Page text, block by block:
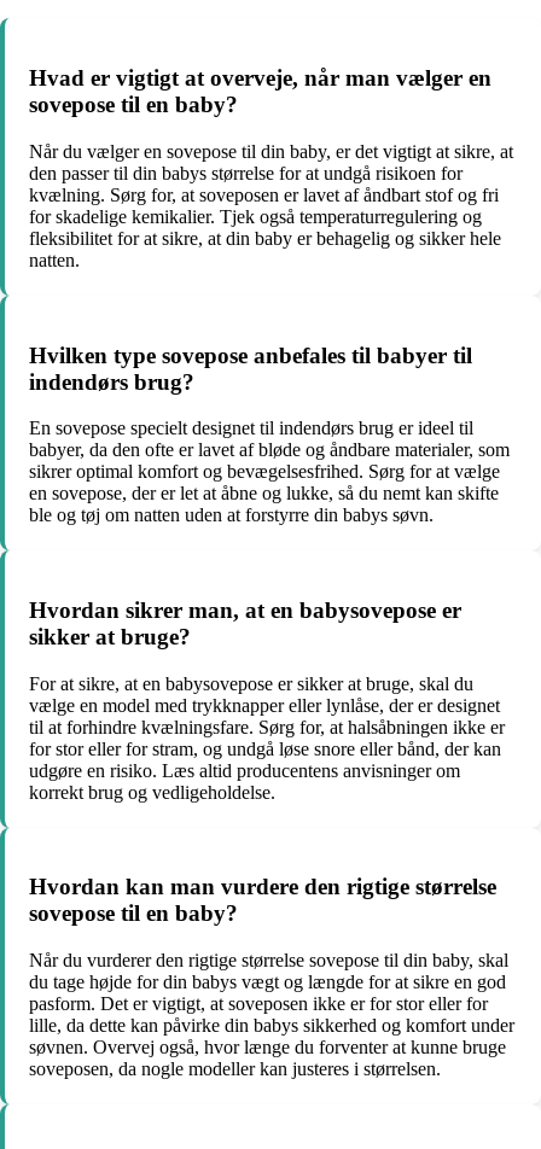
Hvad er vigtigt at overveje, når man vælger en
sovepose til en baby?
Når du vælger en sovepose til din baby, er det vigtigt at sikre, at
den passer til din babys størrelse for at undgå risikoen for
kvælning. Sørg for, at soveposen er lavet af åndbart stof og fri
for skadelige kemikalier. Tjek også temperaturregulering og
fleksibilitet for at sikre, at din baby er behagelig og sikker hele
natten.
Hvilken type sovepose anbefales til babyer til
indendørs brug?
En sovepose specielt designet til indendørs brug er ideel til
babyer, da den ofte er lavet af bløde og åndbare materialer, som
sikrer optimal komfort og bevægelsesfrihed. Sørg for at vælge
en sovepose, der er let at åbne og lukke, så du nemt kan skifte
ble og tøj om natten uden at forstyrre din babys søvn.
Hvordan sikrer man, at en babysovepose er
sikker at bruge?
For at sikre, at en babysovepose er sikker at bruge, skal du
vælge en model med trykknapper eller lynlåse, der er designet
til at forhindre kvælningsfare. Sørg for, at halsåbningen ikke er
for stor eller for stram, og undgå løse snore eller bånd, der kan
udgøre en risiko. Læs altid producentens anvisninger om
korrekt brug og vedligeholdelse.
Hvordan kan man vurdere den rigtige størrelse
sovepose til en baby?
Når du vurderer den rigtige størrelse sovepose til din baby, skal
du tage højde for din babys vægt og længde for at sikre en god
pasform. Det er vigtigt, at soveposen ikke er for stor eller for
lille, da dette kan påvirke din babys sikkerhed og komfort under
søvnen. Overvej også, hvor længe du forventer at kunne bruge
soveposen, da nogle modeller kan justeres i størrelsen.